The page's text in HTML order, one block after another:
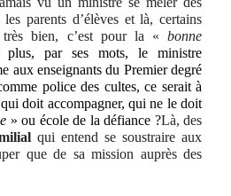
les parents d’élèves et là, certains
très bien, c’est pour la « bonne
plus, par ses mots, le ministre
aux enseignants du Premier degré
police des cultes, ce serait à
doit accompagner, qui ne le doit
» ou école de la défiance ?Là, des
qui entend se soustraire aux
que de sa mission auprès des